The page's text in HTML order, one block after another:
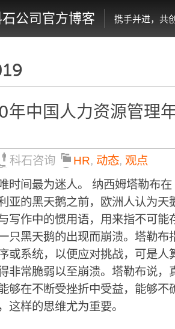
石公司官方博客 携手并进，共
年中国人力资源管理
科石咨询 HR, 动态, 观点
时间最为迷人。 纳西姆塔勒布
亚的黑天鹅之前，欧洲人认为天
写作中的惯用语，用来指不可能
只黑天鹅的出现而崩溃。塔勒布
或系统，以便应对挑战，可是人
非常脆弱以至崩溃。塔勒布说，
够在不断受挫折中受益，能够不
这样的思维尤为重要。